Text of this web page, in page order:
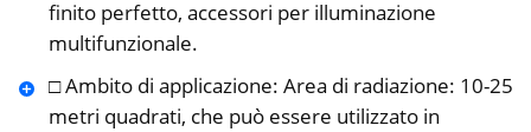
finito perfetto, accessori per illuminazione
multifunzionale.
□ Ambito di applicazione: Area di radiazione: 10-25
metri quadrati, che può essere utilizzato in